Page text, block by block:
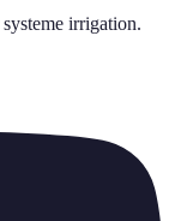
systeme irrigation.